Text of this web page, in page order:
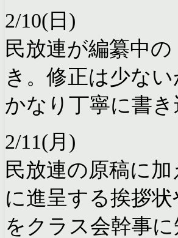
2/10(日)
民放連が編纂中
き。修正は少な
かなり丁寧に書き
2/11(月)
民放連の原稿に
に進呈する挨拶
をクラス会幹事